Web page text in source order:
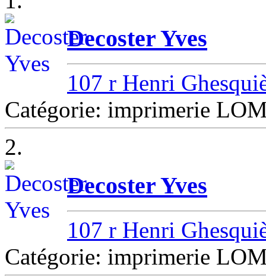
Decoster Yves
107 r Henri
Catégorie: imprimerie
2.
Decoster Yves
107 r Henri
Catégorie: imprimerie